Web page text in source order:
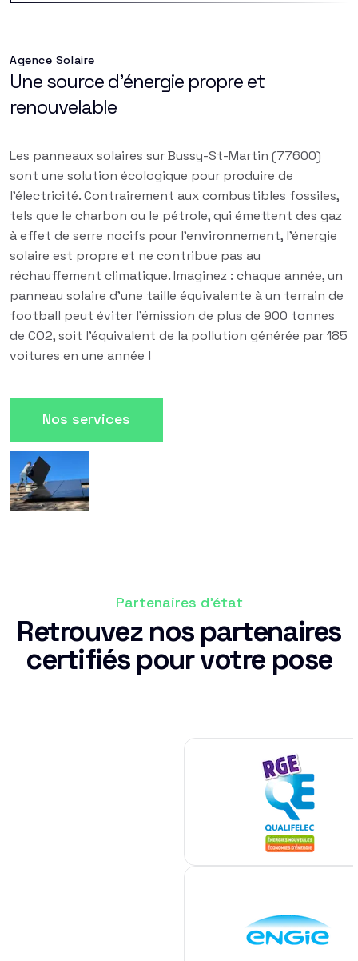
Agence Solaire
Une source d'énergie propre et
renouvelable
Les panneaux solaires sur Bussy-St-Martin (77600)
sont une solution écologique pour produire de
l'électricité. Contrairement aux combustibles fossiles,
tels que le charbon ou le pétrole, qui émettent des gaz
à effet de serre nocifs pour l'environnement, l'énergie
solaire est propre et ne contribue pas au
réchauffement climatique. Imaginez : chaque année, un
panneau solaire d'une taille équivalente à un terrain de
football peut éviter l'émission de plus de 900 tonnes
de CO2, soit l'équivalent de la pollution générée par 185
voitures en une année !
Nos services
Partenaires d'état
Retrouvez nos partenaires
certifiés pour votre pose